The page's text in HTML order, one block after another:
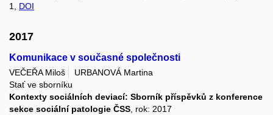
1, DOI
2017
Komunikace v současné společnosti
VEČEŘA Miloš
URBANOVÁ Martina
Stať ve sborníku
Kontexty sociálních deviací: Sborník příspěvků z konference
sekce sociální patologie ČSS , rok: 2017